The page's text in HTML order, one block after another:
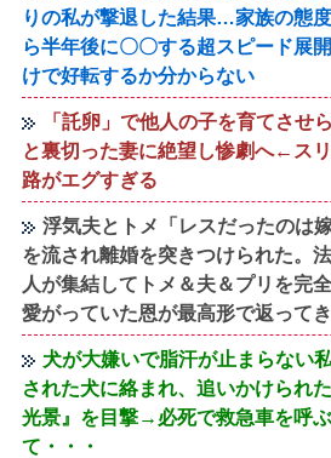
りの私が撃退した結果…家族の態
ら半年後に〇〇する超スピード展
けで好転するか分からない
「託卵」で他人の子を育てさせ
と裏切った妻に絶望し惨劇へ←ス
路がエグすぎる
浮気夫とトメ「レスだったのは
を流され離婚を突きつけられた。
人が集結してトメ＆夫＆プリを完
愛がっていた恩が最高形で返って
犬が大嫌いで脂汗が止まらない
された犬に絡まれ、追いかけられ
光景』を目撃→必死で救急車を呼
て・・・